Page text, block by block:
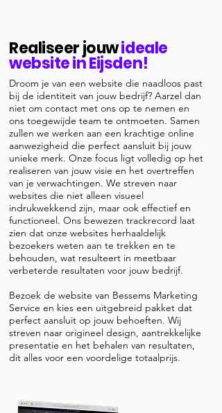
Realiseer jouwideale
website in Eijsden!
Droom je van een website die naadloos past
bij de identiteit van jouw bedrijf? Aarzel dan
niet om contact met ons op te nemen en
ons toegewijde team te ontmoeten. Samen
zullen we werken aan een krachtige online
aanwezigheid die perfect aansluit bij jouw
unieke merk. Onze focus ligt volledig op het
realiseren van jouw visie en het overtreffen
van je verwachtingen. We streven naar
websites die niet alleen visueel
indrukwekkend zijn, maar ook effectief en
functioneel. Ons bewezen trackrecord laat
zien dat onze websites herhaaldelijk
bezoekers weten aan te trekken en te
behouden, wat resulteert in meetbaar
verbeterde resultaten voor jouw bedrijf.
Bezoek de website van Bessems Marketing
Service en kies een uitgebreid pakket dat
perfect aansluit op jouw behoeften. Wij
streven naar origineel design, aantrekkelijke
presentatie en het behalen van resultaten,
dit alles voor een voordelige totaalprijs.